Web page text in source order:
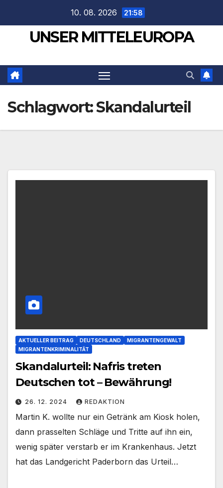
springen
10. 08. 2026 21:58
UNSER MITTELEUROPA
Schlagwort:Skandalurteil
AKTUELLER BEITRAG DEUTSCHLAND
MIGRANTENGEWALT
MIGRANTENKRIMINALITÄT
Skandalurteil: Nafris treten
Deutschen tot – Bewährung!
26. 12. 2024 REDAKTION
Martin K. wollte nur ein Getränk am Kiosk holen,
dann prasselten Schläge und Tritte auf ihn ein,
wenig später verstarb er im Krankenhaus. Jetzt
hat das Landgericht Paderborn das Urteil…